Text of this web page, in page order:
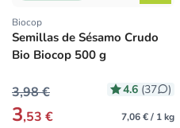
Proveedor:
Biocop
Semillas de Sésamo Crudo
Bio Biocop 500 g
4.6 (37 )
3,98 €
3,53 € 7,06 € / 1 kg